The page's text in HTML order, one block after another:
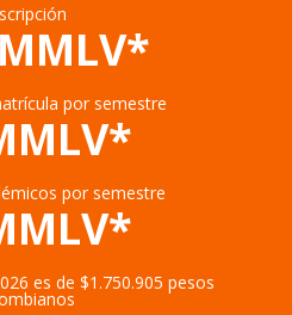
por semestre
por semestre
es de $1.750.905 pesos